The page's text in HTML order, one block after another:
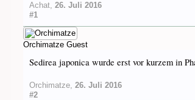
Achat, 26. Juli 2016
#1
Orchimatze Guest
Sedirea japonica wurde erst vor kurzem in
Orchimatze, 26. Juli 2016
#2